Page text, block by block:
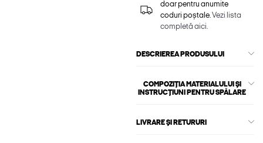
doar pentru anumite
coduri poștale.Vezi lista
completă aici.
DESCRIEREA PRODUSULUI
COMPOZIȚIA MATERIALULUI ȘI
INSTRUCȚIUNI PENTRU SPĂLARE
LIVRARE ȘI RETURURI